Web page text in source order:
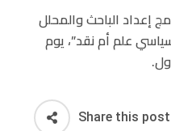
إعداد الباحث والمحلل
علم أم نقد”، يوم
Share this post